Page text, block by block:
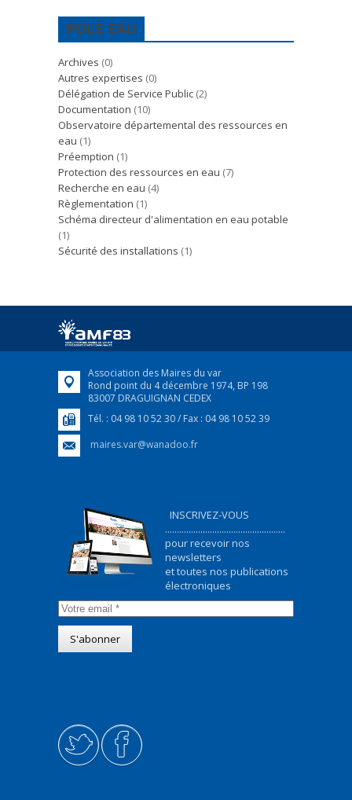
POLE EAU
Archives (0)
Autres expertises (0)
Délégation de Service Public (2)
Documentation (10)
Observatoire départemental des ressources en
eau (1)
Préemption (1)
Protection des ressources en eau (7)
Recherche en eau (4)
Règlementation (1)
Schéma directeur d'alimentation en eau potable
(1)
Sécurité des installations (1)
Association des Maires du var
Rond point du 4 décembre 1974, BP 198
83007 DRAGUIGNAN CEDEX
Tél. : 04 98 10 52 30 / Fax : 04 98 10 52 39
maires.var@wanadoo.fr
INSCRIVEZ-VOUS
...................................................
pour recevoir nos
newsletters
et toutes nos publications
électroniques